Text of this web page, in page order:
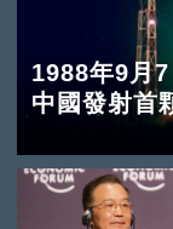
1988年9月
中國發射首